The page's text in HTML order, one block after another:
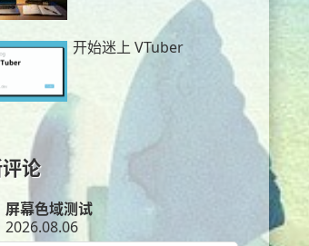
开始迷上 VTuber
论
屏幕色域测试
2026.08.06